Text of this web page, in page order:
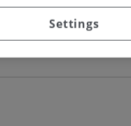
profesional
Settings